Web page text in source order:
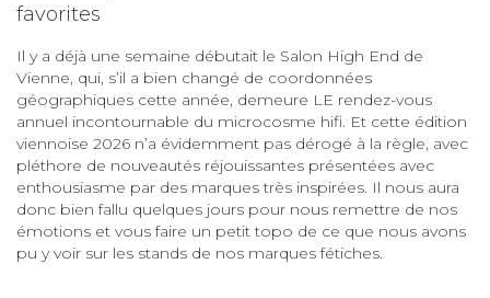
favorites
Il y a déjà une semaine débutait le Salon High End de
Vienne, qui, s’il a bien changé de coordonnées
géographiques cette année, demeure LE rendez-vous
annuel incontournable du microcosme hifi. Et cette édition
viennoise 2026 n’a évidemment pas dérogé à la règle, avec
pléthore de nouveautés réjouissantes présentées avec
enthousiasme par des marques très inspirées. Il nous aura
donc bien fallu quelques jours pour nous remettre de nos
émotions et vous faire un petit topo de ce que nous avons
pu y voir sur les stands de nos marques fétiches.